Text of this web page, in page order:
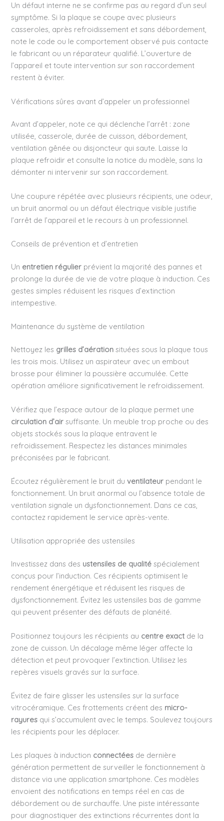
Un défaut interne ne se confirme pas au regard d’un seul
symptôme. Si la plaque se coupe avec plusieurs
casseroles, après refroidissement et sans débordement,
note le code ou le comportement observé puis contacte
le fabricant ou un réparateur qualifié. L’ouverture de
l’appareil et toute intervention sur son raccordement
restent à éviter.
Vérifications sûres avant d’appeler un professionnel
Avant d’appeler, note ce qui déclenche l’arrêt : zone
utilisée, casserole, durée de cuisson, débordement,
ventilation gênée ou disjoncteur qui saute. Laisse la
plaque refroidir et consulte la notice du modèle, sans la
démonter ni intervenir sur son raccordement.
Une coupure répétée avec plusieurs récipients, une odeur,
un bruit anormal ou un défaut électrique visible justifie
l’arrêt de l’appareil et le recours à un professionnel.
Conseils de prévention et d’entretien
Un entretien régulier prévient la majorité des pannes et
prolonge la durée de vie de votre plaque à induction. Ces
gestes simples réduisent les risques d’extinction
intempestive.
Maintenance du système de ventilation
Nettoyez les grilles d’aération situées sous la plaque tous
les trois mois. Utilisez un aspirateur avec un embout
brosse pour éliminer la poussière accumulée. Cette
opération améliore significativement le refroidissement.
Vérifiez que l’espace autour de la plaque permet une
circulation d’air suffisante. Un meuble trop proche ou des
objets stockés sous la plaque entravent le
refroidissement. Respectez les distances minimales
préconisées par le fabricant.
Écoutez régulièrement le bruit duventilateur pendant le
fonctionnement. Un bruit anormal ou l’absence totale de
ventilation signale un dysfonctionnement. Dans ce cas,
contactez rapidement le service après-vente.
Utilisation appropriée des ustensiles
Investissez dans des ustensiles de qualité spécialement
conçus pour l’induction. Ces récipients optimisent le
rendement énergétique et réduisent les risques de
dysfonctionnement. Évitez les ustensiles bas de gamme
qui peuvent présenter des défauts de planéité.
Positionnez toujours les récipients au centre exact de la
zone de cuisson. Un décalage même léger affecte la
détection et peut provoquer l’extinction. Utilisez les
repères visuels gravés sur la surface.
Évitez de faire glisser les ustensiles sur la surface
vitrocéramique. Ces frottements créent des micro-
rayures qui s’accumulent avec le temps. Soulevez toujours
les récipients pour les déplacer.
Les plaques à induction connectées de dernière
génération permettent de surveiller le fonctionnement à
distance via une application smartphone. Ces modèles
envoient des notifications en temps réel en cas de
débordement ou de surchauffe. Une piste intéressante
pour diagnostiquer des extinctions récurrentes dont la